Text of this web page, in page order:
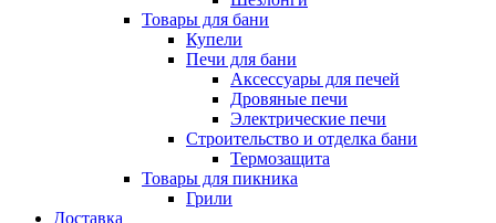
Товары для бани
Купели
Печи для бани
Аксессуары для печей
Дровяные печи
Электрические печи
Строительство и отделка бани
Термозащита
Товары для пикника
Грили
Доставка